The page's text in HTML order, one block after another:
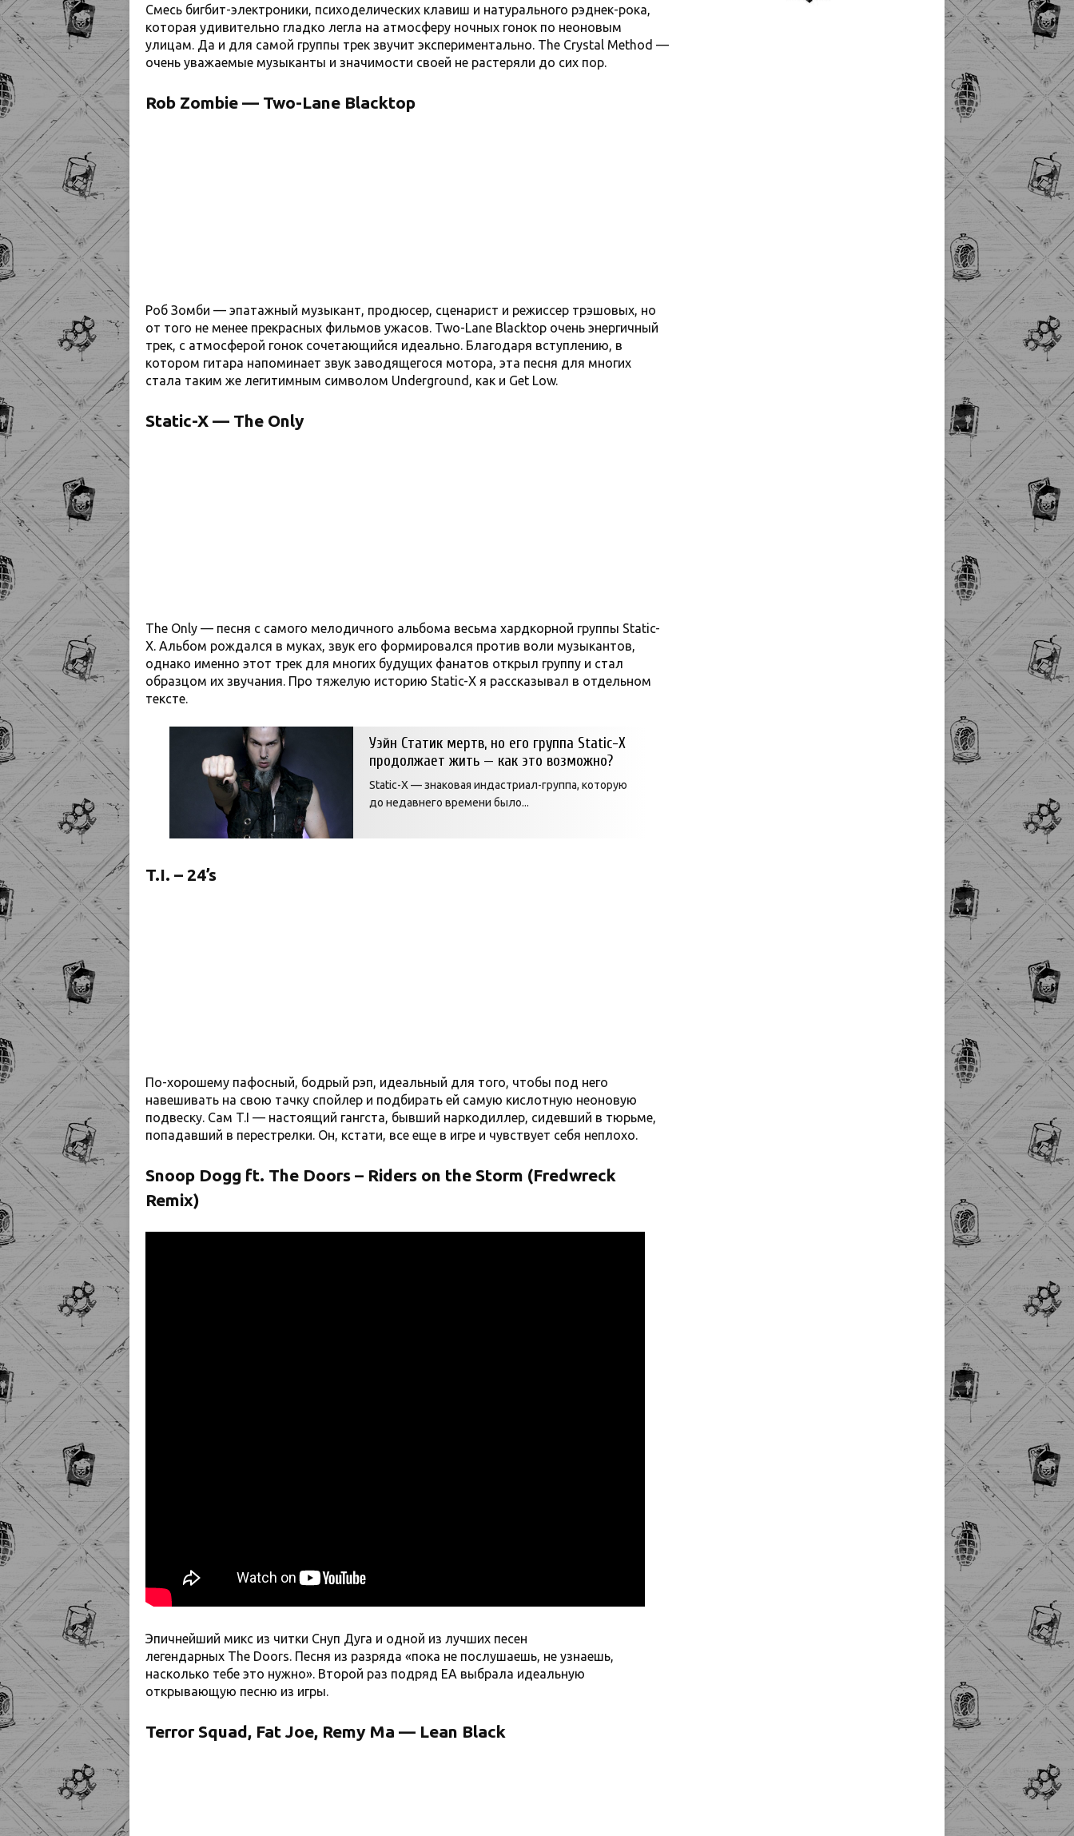
Смесь бигбит-электроники, психоделических клавиш и натурального рэднек-рока,
которая удивительно гладко легла на атмосферу ночных гонок по неоновым
улицам. Да и для самой группы трек звучит экспериментально. The Crystal Method —
очень уважаемые музыканты и значимости своей не растеряли до сих пор.
Rob Zombie — Two-Lane Blacktop
Роб Зомби — эпатажный музыкант, продюсер, сценарист и режиссер трэшовых, но
от того не менее прекрасных фильмов ужасов. Two-Lane Blacktop очень энергичный
трек, с атмосферой гонок сочетающийся идеально. Благодаря вступлению, в
котором гитара напоминает звук заводящегося мотора, эта песня для многих
стала таким же легитимным символом Underground, как и Get Low.
Static-X — The Only
The Only — песня с самого мелодичного альбома весьма хардкорной группы Static-
X. Альбом рождался в муках, звук его формировался против воли музыкантов,
однако именно этот трек для многих будущих фанатов открыл группу и стал
образцом их звучания. Про тяжелую историю Static-X я рассказывал в отдельном
тексте.
Уэйн Статик мертв, но его группа Static-X
продолжает жить — как это возможно?
Static-X — знаковая индастриал-группа, которую
до недавнего времени было...
T.I. – 24’s
По-хорошему пафосный, бодрый рэп, идеальный для того, чтобы под него
навешивать на свою тачку спойлер и подбирать ей самую кислотную неоновую
подвеску. Сам T.I — настоящий гангста, бывший наркодиллер, сидевший в тюрьме,
попадавший в перестрелки. Он, кстати, все еще в игре и чувствует себя неплохо.
Snoop Dogg ft. The Doors – Riders on the Storm (Fredwreck
Remix)
Эпичнейший микс из читки Снуп Дуга и одной из лучших песен
легендарных The Doors. Песня из разряда «пока не послушаешь, не узнаешь,
насколько тебе это нужно». Второй раз подряд ЕА выбрала идеальную
открывающую песню из игры.
Terror Squad, Fat Joe, Remy Ma — Lean Black